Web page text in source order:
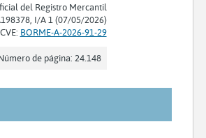
del Registro Mercantil
I/A 1 (07/05/2026)
CVE: BORME-A-2026-91-29
de página: 24.148